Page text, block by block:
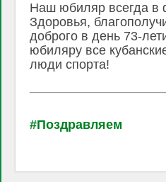
Наш юбиляр всегда в
Здоровья,
доброго в день 73-
юбиляру все
люди спорта!
#Поздравляем